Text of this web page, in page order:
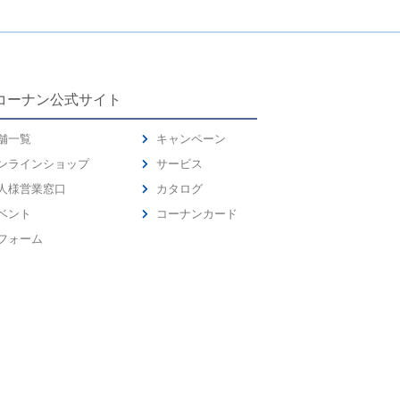
ーナン公式サイト
一覧
ラインショップ
様営業窓口
ント
ォーム
キャンペーン
サービス
カタログ
コーナンカード